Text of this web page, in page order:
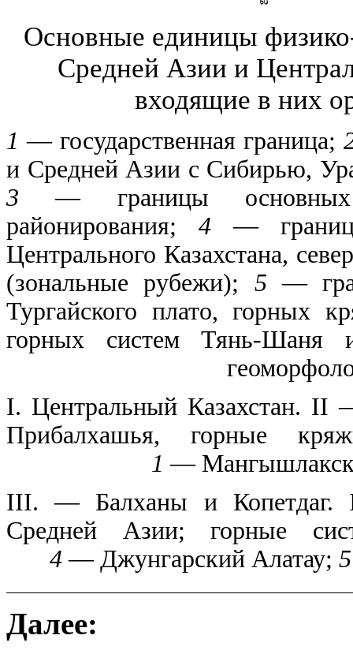
Основные единицы
Средней Азии и
входящие в них
1 — государственная граница;
и Средней Азии с Сибирью,
3 — границы основных
районирования;4 —
Центрального Казахстана,
(зональные рубежи); 5 —
Тургайского плато, горных
горных систем Тянь-Шаня
I. Центральный Казахстан. II
Прибалхашья, горные
1 —
III. — Балханы и Копетдаг.
Средней Азии; горные
4 — Джунгарский Алатау; 5
Далее: